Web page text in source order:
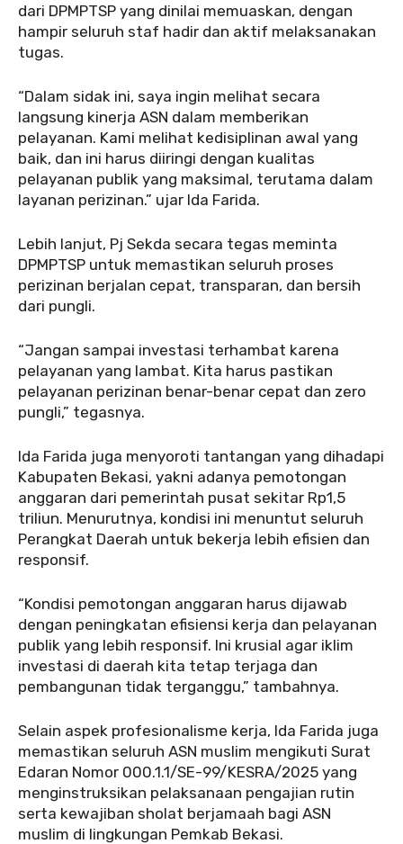
dari DPMPTSP yang dinilai memuaskan, dengan
hampir seluruh staf hadir dan aktif melaksanakan
tugas.
“Dalam sidak ini, saya ingin melihat secara
langsung kinerja ASN dalam memberikan
pelayanan. Kami melihat kedisiplinan awal yang
baik, dan ini harus diiringi dengan kualitas
pelayanan publik yang maksimal, terutama dalam
layanan perizinan.” ujar Ida Farida.
Lebih lanjut, Pj Sekda secara tegas meminta
DPMPTSP untuk memastikan seluruh proses
perizinan berjalan cepat, transparan, dan bersih
dari pungli.
“Jangan sampai investasi terhambat karena
pelayanan yang lambat. Kita harus pastikan
pelayanan perizinan benar-benar cepat dan zero
pungli,” tegasnya.
Ida Farida juga menyoroti tantangan yang dihadapi
Kabupaten Bekasi, yakni adanya pemotongan
anggaran dari pemerintah pusat sekitar Rp1,5
triliun. Menurutnya, kondisi ini menuntut seluruh
Perangkat Daerah untuk bekerja lebih efisien dan
responsif.
“Kondisi pemotongan anggaran harus dijawab
dengan peningkatan efisiensi kerja dan pelayanan
publik yang lebih responsif. Ini krusial agar iklim
investasi di daerah kita tetap terjaga dan
pembangunan tidak terganggu,” tambahnya.
Selain aspek profesionalisme kerja, Ida Farida juga
memastikan seluruh ASN muslim mengikuti Surat
Edaran Nomor 000.1.1/SE-99/KESRA/2025 yang
menginstruksikan pelaksanaan pengajian rutin
serta kewajiban sholat berjamaah bagi ASN
muslim di lingkungan Pemkab Bekasi.